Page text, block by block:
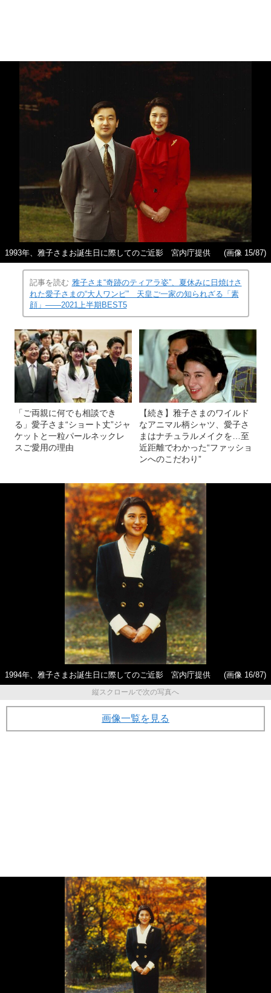
1993年、雅子さまお誕生日に際してのご近影 宮内庁提供 (画像 15/87)
記事を読む 雅子さま“奇跡のティアラ姿”、夏休みに日焼けさ
れた愛子さまの“大人ワンピ” 天皇ご一家の知られざる「素
顔」――2021上半期BEST5
「ご両親に何でも相談でき
る」愛子さま“ショート丈”ジャ
ケットと一粒パールネックレ
スご愛用の理由
【続き】雅子さまのワイルド
なアニマル柄シャツ、愛子さ
まはナチュラルメイクを…至
近距離でわかった“ファッショ
ンへのこだわり”
1994年、雅子さまお誕生日に際してのご近影 宮内庁提供
(画像 16/87)
縦スクロールで次の写真へ
画像一覧を見る